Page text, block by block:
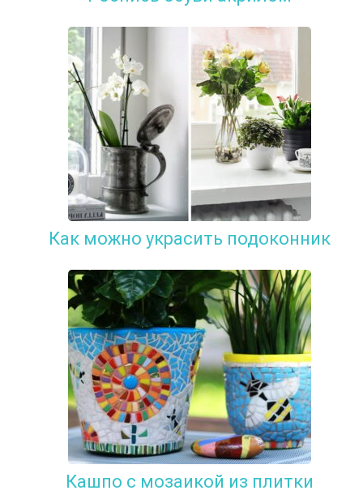
Как можно украсить подоконник
Кашпо с мозаикой из плитки